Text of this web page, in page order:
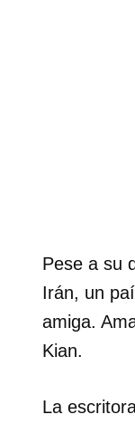
Pese a su
Irán, un
amiga.
Kian.
La